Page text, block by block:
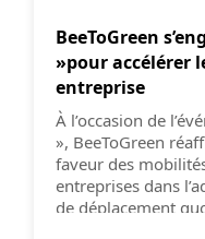
BeeToGreen
»pour accélérer
entreprise
À l’occasion de
», BeeToGreen
faveur des
entreprises dans
de déplacement